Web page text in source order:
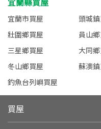
宜蘭市買屋 頭城
壯圍鄉買屋
員山
三星鄉買屋
大同
冬山鄉買屋
蘇澳
釣魚台列嶼買屋
買屋